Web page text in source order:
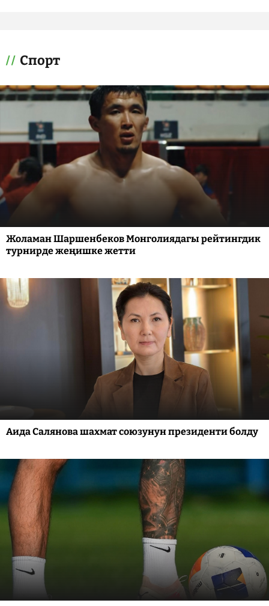
Спорт
Жоламан Шаршенбеков Монголиядагы рейтингдик
турнирде жеңишке жетти
Аида Салянова шахмат союзунун президенти болду